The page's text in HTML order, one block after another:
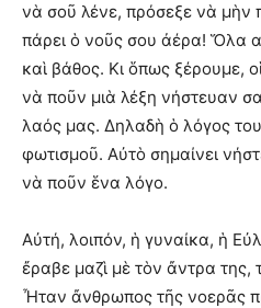
νὰ σοῦ λένε, πρόσεξε νὰ μὴν
πάρει ὁ νοῦς σου ἀέρα! Ὅλα
καὶ βάθος. Κι ὅπως ξέρουμε,
νὰ ποῦν μιὰ λέξη νήστευαν
λαός μας. Δηλαδὴ ὁ λόγος
φωτισμοῦ. Αὐτὸ σημαίνει
νὰ ποῦν ἕνα λόγο.
Αὐτή, λοιπόν, ἡ γυναίκα, ἡ
ἔραβε μαζὶ μὲ τὸν ἄντρα
Ἦταν ἄνθρωπος τῆς νοερᾶς